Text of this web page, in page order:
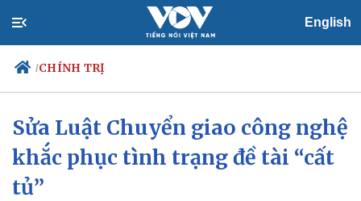
English
/CHÍNH TRỊ
Chính trị
Đảng
Tổ chức nhân sự
Xã hội
Tin 24h
Sửa Luật Chuyển giao công nghệ
khắc phục tình trạng đề tài “cất
tủ”